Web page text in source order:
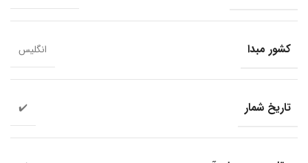
کشور مبدا انگلیس
تاریخ شمار ✔️